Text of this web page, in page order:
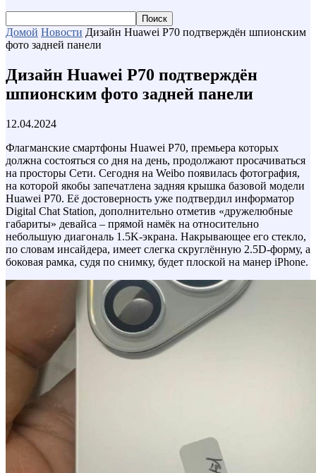
Домой Новости Дизайн Huawei P70 подтверждён шпионским
фото задней панели
Дизайн Huawei P70 подтверждён
шпионским фото задней панели
12.04.2024
Флагманские смартфоны Huawei P70, премьера которых
должна состояться со дня на день, продолжают просачиваться
на просторы Сети. Сегодня на Weibo появилась фотография,
на которой якобы запечатлена задняя крышка базовой модели
Huawei P70. Её достоверность уже подтвердил информатор
Digital Chat Station, дополнительно отметив «дружелюбные
габариты» девайса – прямой намёк на относительно
небольшую диагональ 1.5K-экрана. Накрывающее его стекло,
по словам инсайдера, имеет слегка скруглённую 2.5D-форму, а
боковая рамка, судя по снимку, будет плоской на манер iPhone.